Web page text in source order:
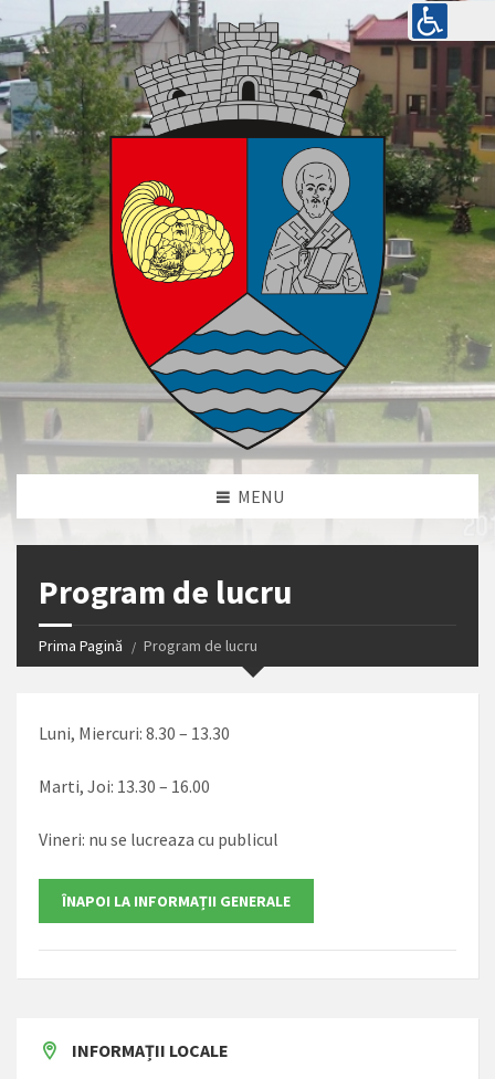
MENU
Program de lucru
Prima Pagină Program de lucru
Luni, Miercuri: 8.30 – 13.30
Marti, Joi: 13.30 – 16.00
Vineri: nu se lucreaza cu publicul
INFORMAȚII LOCALE